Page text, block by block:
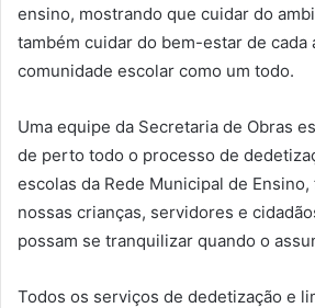
ensino, mostrando que cuidar do
também cuidar do bem-estar de cada
comunidade escolar como um todo.
Uma equipe da Secretaria de Obras
de perto todo o processo de
escolas da Rede Municipal de
nossas crianças, servidores e
possam se tranquilizar quando o
Todos os serviços de dedetização e